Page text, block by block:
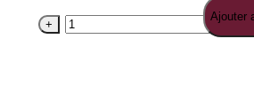
+
quantité
-
Ajouter